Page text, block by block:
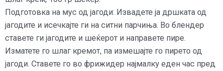
Подготовка на мус од јагоди: Извадете ја дршката од
јагодите и исечкајте ги на ситни парчиња. Во блендер
ставете ги јагодите и шеќерот и направете пире.
Изматете го шлаг кремот, па измешајте го пирето од
јагоди. Ставете го во фрижидер најмалку еден час пред